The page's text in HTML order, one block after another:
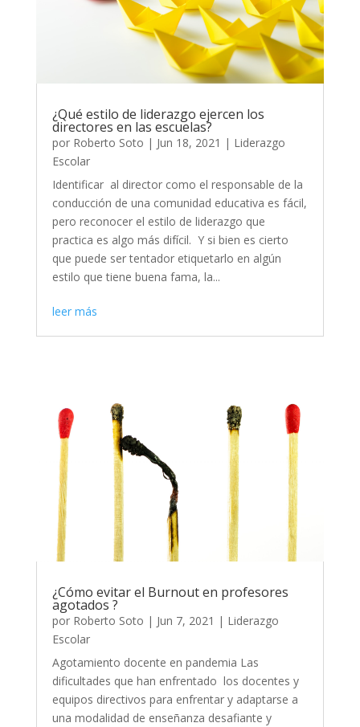
¿Qué estilo de liderazgo ejercen los
directores en las escuelas?
por Roberto Soto | Jun 18, 2021 | Liderazgo
Escolar
Identificar al director como el responsable de la
conducción de una comunidad educativa es fácil,
pero reconocer el estilo de liderazgo que
practica es algo más difícil. Y si bien es cierto
que puede ser tentador etiquetarlo en algún
estilo que tiene buena fama, la...
leer más
¿Cómo evitar el Burnout en profesores
agotados ?
por Roberto Soto | Jun 7, 2021 | Liderazgo
Escolar
Agotamiento docente en pandemia Las
dificultades que han enfrentado los docentes y
equipos directivos para enfrentar y adaptarse a
una modalidad de enseñanza desafiante y